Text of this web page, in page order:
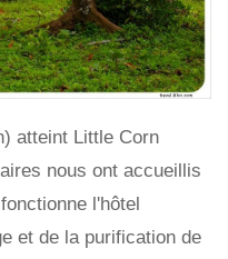
atteint Little Corn
nous ont accueillis
l'hôtel
et de la purification de